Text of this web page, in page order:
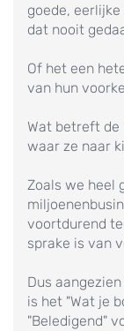
goede,
dat nooit
Of het een
van hun
Wat betreft de
waar ze naar
Zoals we heel
voortdurend
sprake is van
Dus
is het "Wat je
"Beledigend"